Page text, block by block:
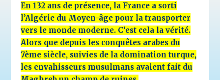
En 132 ans de présence, la France a sorti
l’Algérie du Moyen-âge pour la transporter
vers le monde moderne. C’est cela la vérité.
Alors que depuis les conquêtes arabes du
7ème siècle, suivies de la domination turque,
les envahisseurs musulmans avaient fait du